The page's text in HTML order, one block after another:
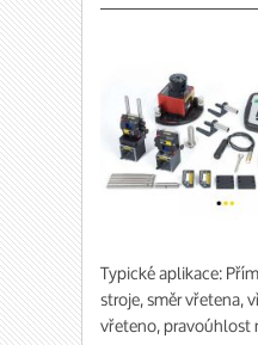
Typické aplikace:
stroje, směr vřetena,
vřeteno, pravoúhlost